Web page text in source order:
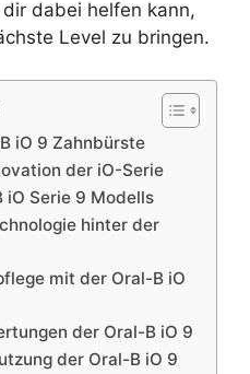
dabei helfen kann,
Level zu bringen.
iO 9 Zahnbürste
der iO-Serie
iO Serie 9 Modells
hinter der
mit der Oral-B iO
der Oral-B iO 9
der Oral-B iO 9